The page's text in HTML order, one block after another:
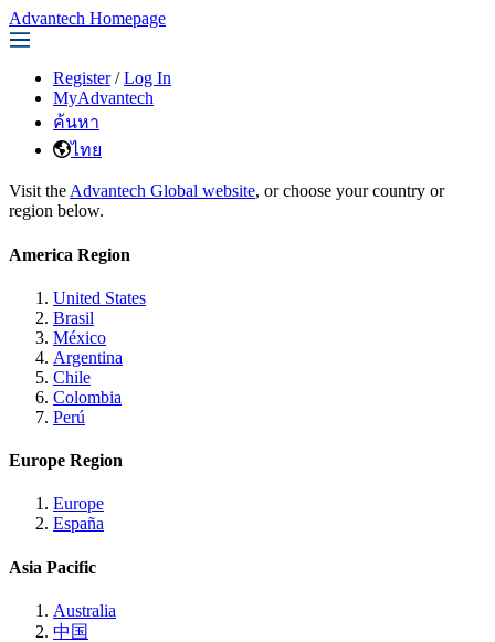
Advantech Homepage
Register / Log In
MyAdvantech
ค้นหา
ไทย
Visit the Advantech Global website, or choose your country or
region below.
America Region
United States
Brasil
México
Argentina
Chile
Colombia
Perú
Europe Region
Europe
España
Asia Pacific
Australia
中国